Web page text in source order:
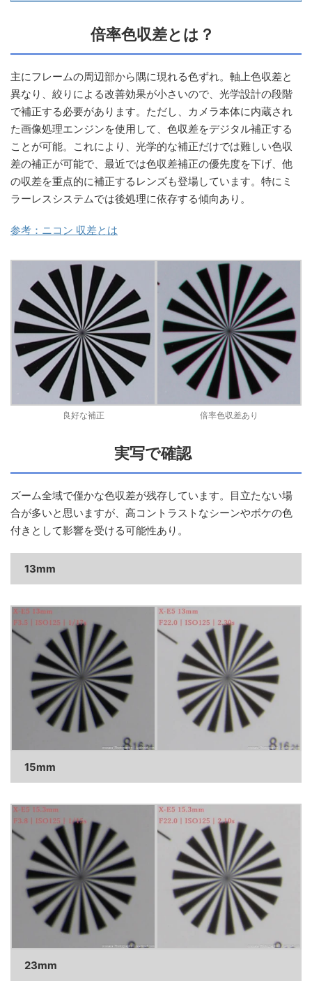
倍率色収差とは？
主にフレームの周辺部から隅に現れる色ずれ。軸上色収差と
異なり、絞りによる改善効果が小さいので、光学設計の段階
で補正する必要があります。ただし、カメラ本体に内蔵され
た画像処理エンジンを使用して、色収差をデジタル補正する
ことが可能。これにより、光学的な補正だけでは難しい色収
差の補正が可能で、最近では色収差補正の優先度を下げ、他
の収差を重点的に補正するレンズも登場しています。特にミ
ラーレスシステムでは後処理に依存する傾向あり。
参考：ニコン 収差とは
良好な補正 倍率色収差あり
実写で確認
ズーム全域で僅かな色収差が残存しています。目立たない場
合が多いと思いますが、高コントラストなシーンやボケの色
付きとして影響を受ける可能性あり。
13mm
15mm
23mm